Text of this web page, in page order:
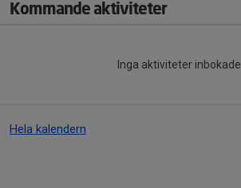
Kommande aktiviteter
Inga aktiviteter inbokade
Hela kalendern